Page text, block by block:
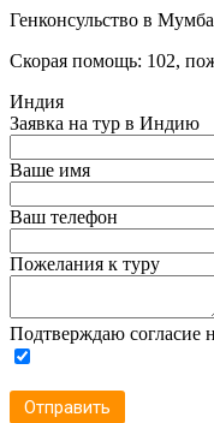
Генконсульство в
Скорая помощь: 102,
Индия
Заявка на тур в Индию
Ваше имя
Ваш телефон
Пожелания к туру
Подтверждаю согласие
Отправить